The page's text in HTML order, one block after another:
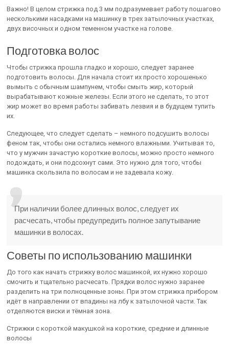
Важно! В целом стрижка под 3 мм подразумевает работу пошагово
несколькими насадками на машинку в трех затылочных участках,
двух височных и одном теменном участке на голове.
Подготовка волос
Чтобы стрижка прошла гладко и хорошо, следует заранее
подготовить волосы. Для начала стоит их просто хорошенько
вымыть с обычным шампунем, чтобы смыть жир, который
вырабатывают кожные железы. Если этого не сделать, то этот
жир может во время работы забивать лезвия и в будущем тупить
их.
Следующее, что следует сделать – немного подсушить волосы
феном так, чтобы они остались немного влажными. Учитывая то,
что у мужчин зачастую короткие волосы, можно просто немного
подождать, и они подсохнут сами. Это нужно для того, чтобы
машинка скользила по волосам и не задевала кожу.
При наличии более длинных волос, следует их
расчесать, чтобы предупредить полное запутывание
машинки в волосах.
Советы по использованию машинки
До того как начать стрижку волос машинкой, их нужно хорошо
смочить и тщательно расчесать. Прядки волос нужно заранее
разделить на три полноценные зоны. При этом стрижка прибором
идёт в направлении от впадины на лбу к затылочной части. Так
отделяются виски и тёмная зона.
Стрижки с короткой макушкой на короткие, средние и длинные
волосы